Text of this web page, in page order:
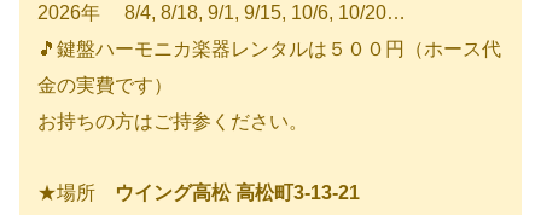
2026年 8/4, 8/18, 9/1, 9/15, 10/6, 10/20…
🎵鍵盤ハーモニカ楽器レンタルは５００円（ホース代
金の実費です）
お持ちの方はご持参ください。
★場所
ウイング高松 高松町3-13-21